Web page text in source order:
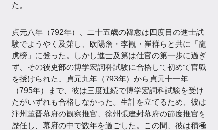
た。
貞元八年（792年）、二十五歳の韓愈は四度目の進士試
験でようやく及第し、欧陽詹・李観・崔群らと共に「龍
虎榜」に登った。しかし進士及第は仕官の第一歩に過ぎ
ず、その後吏部の博学宏詞科試験に合格して初めて官職
を授けられた。貞元九年（793年）から貞元十一年
（795年）まで、彼は三度連続で博学宏詞科試験を受け
たがいずれも合格しなかった。生計を立てるため、彼は
汴州董晋幕府の観察推官、徐州張建封幕府の節度推官を
歴任し、幕府の中で数年を過ごした。この間、彼は積極